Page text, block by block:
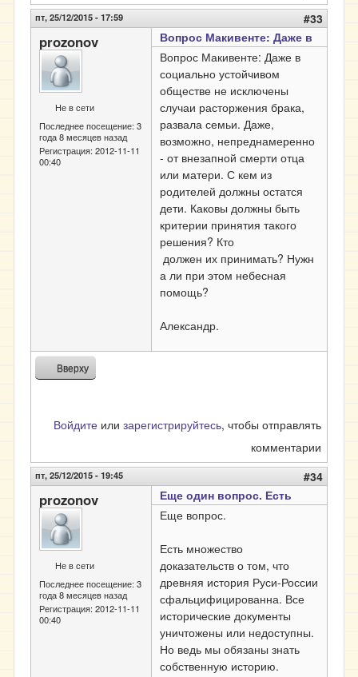
пт, 25/12/2015 - 17:59 #33
prozonov
Не в сети
Последнее посещение:3
года 8 месяцев назад
Регистрация:2012-11-11
00:40
Вопрос Макивенте: Даже в
Вопрос Макивенте: Даже в
социально устойчивом
обществе не исключены
случаи расторжения брака,
развала семьи. Даже,
возможно, непреднамеренно
- от внезапной смерти отца
или матери. С кем из
родителей должны остатся
дети. Каковы должны быть
критерии принятия такого
решения? Кто
должен их принимать? Нужн
а ли при этом небесная
помощь?
Александр.
Вверху
Войдите или зарегистрируйтесь, чтобы отправлять
комментарии
пт, 25/12/2015 - 19:45 #34
prozonov
Не в сети
Последнее посещение:3
года 8 месяцев назад
Регистрация:2012-11-11
00:40
Еще один вопрос. Есть
Еще вопрос.
Есть множество
доказательств о том, что
древняя история Руси-России
сфальцифицированна. Все
исторические документы
уничтожены или недоступны.
Но ведь мы обязаны знать
собственную историю.